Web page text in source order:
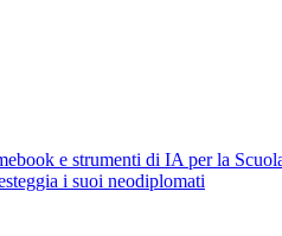
e strumenti di IA per la
i suoi neodiplomati